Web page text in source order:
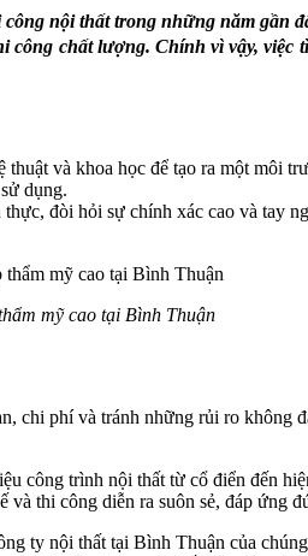
nội thất trong những năm gần
công chất lượng. Chính vì vậy, việc
và khoa học để tạo ra một môi
dụng.
đòi hỏi sự chính xác cao và tay
mỹ cao tại Bình Thuận
chi phí và tránh những rủi ro không
công trình nội thất từ cổ điển đến
thi công diễn ra suôn sẻ, đáp ứng
ty nội thất tại Bình Thuận của